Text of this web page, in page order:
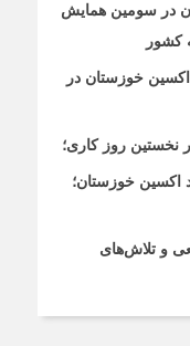
در سومین همایش
کشور
خوزستان در
نخستین روز کاری؛
اکسین خوزستان؛
و تلاش‌های